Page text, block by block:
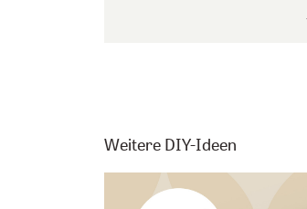
Weitere DIY-Ideen